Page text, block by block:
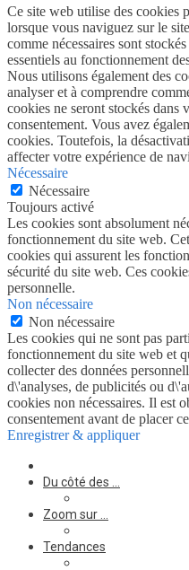
Ce site web utilise des cookies
lorsque vous naviguez sur le
comme nécessaires sont
essentiels au fonctionnement
Nous utilisons également des
analyser et à comprendre
cookies ne seront stockés dans
consentement. Vous avez
cookies. Toutefois, la
affecter votre expérience de
Nécessaire
Nécessaire
Toujours activé
Les cookies sont absolument
fonctionnement du site web.
cookies qui assurent les
sécurité du site web. Ces
personnelle.
Non nécessaire
Non nécessaire
Les cookies qui ne sont pas
fonctionnement du site web et
collecter des données
d\'analyses, de publicités ou
cookies non nécessaires. Il est
consentement avant de placer
Enregistrer & appliquer
Du côté des …
Zoom sur …
Tendances